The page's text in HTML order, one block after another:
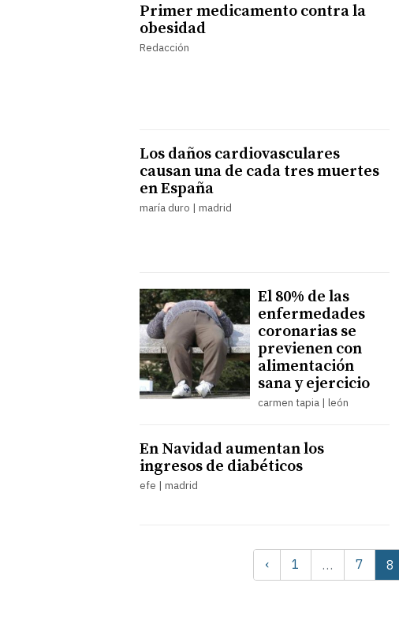
Primer medicamento contra la
obesidad
Redacción
Los daños cardiovasculares
causan una de cada tres muertes
en España
maría duro | madrid
El 80% de las
enfermedades
coronarias se
previenen con
alimentación
sana y ejercicio
carmen tapia | león
En Navidad aumentan los
ingresos de diabéticos
efe | madrid
‹ 1 … 7 8